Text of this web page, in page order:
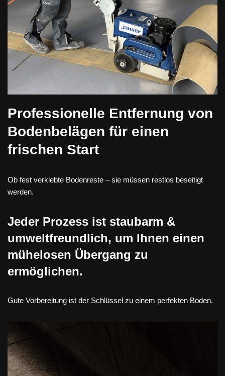
Professionelle Entfernung von
Bodenbelägen für einen
frischen Start
Ob fest verklebte Bodenreste – sie müssen restlos beseitigt
werden.
Jeder Prozess ist staubarm &
umweltfreundlich, um Ihnen einen
mühelosen Übergang zu
ermöglichen.
Gute Vorbereitung ist der Schlüssel zu einem perfekten Boden.